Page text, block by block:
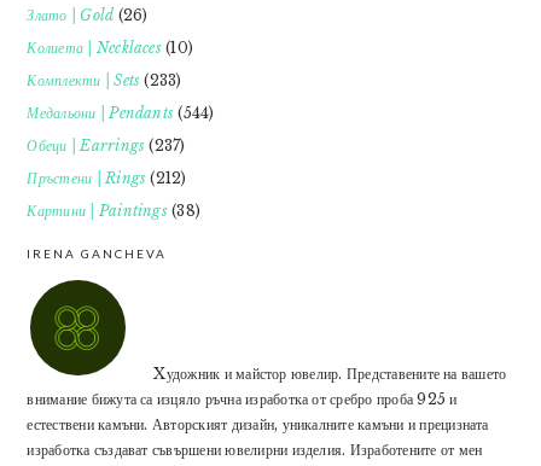
Злато | Gold (26)
Колиета | Necklaces(10)
Комплекти | Sets (233)
Медальони | Pendants (544)
Обеци | Earrings (237)
Пръстени | Rings (212)
Картини | Paintings(38)
IRENA GANCHEVA
Xудожник и майстор ювелир. Представените на вашето
внимание бижута са изцяло ръчна изработка от сребро проба 925 и
естествени камъни. Авторският дизайн, уникалните камъни и прецизната
изработка създават съвършени ювелирни изделия. Изработените от мен